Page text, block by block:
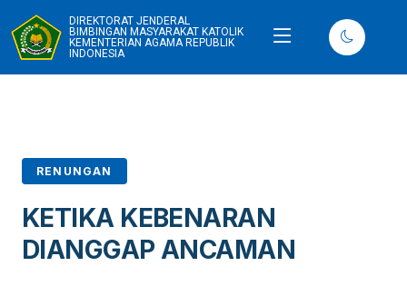
DIREKTORAT JENDERAL
BIMBINGAN MASYARAKAT KATOLIK
KEMENTERIAN AGAMA REPUBLIK
INDONESIA
RENUNGAN
KETIKA KEBENARAN
DIANGGAP ANCAMAN